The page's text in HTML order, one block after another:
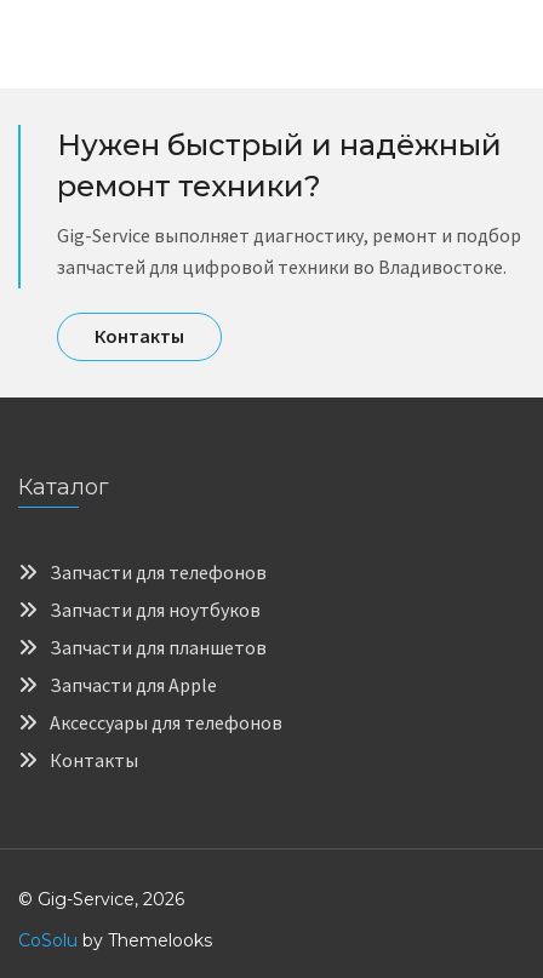
Нужен быстрый и надёжный
ремонт техники?
Gig-Service выполняет диагностику, ремонт и подбор
запчастей для цифровой техники во Владивостоке.
Контакты
Каталог
Запчасти для телефонов
Запчасти для ноутбуков
Запчасти для планшетов
Запчасти для Apple
Аксессуары для телефонов
Контакты
© Gig-Service, 2026
CoSolu by Themelooks